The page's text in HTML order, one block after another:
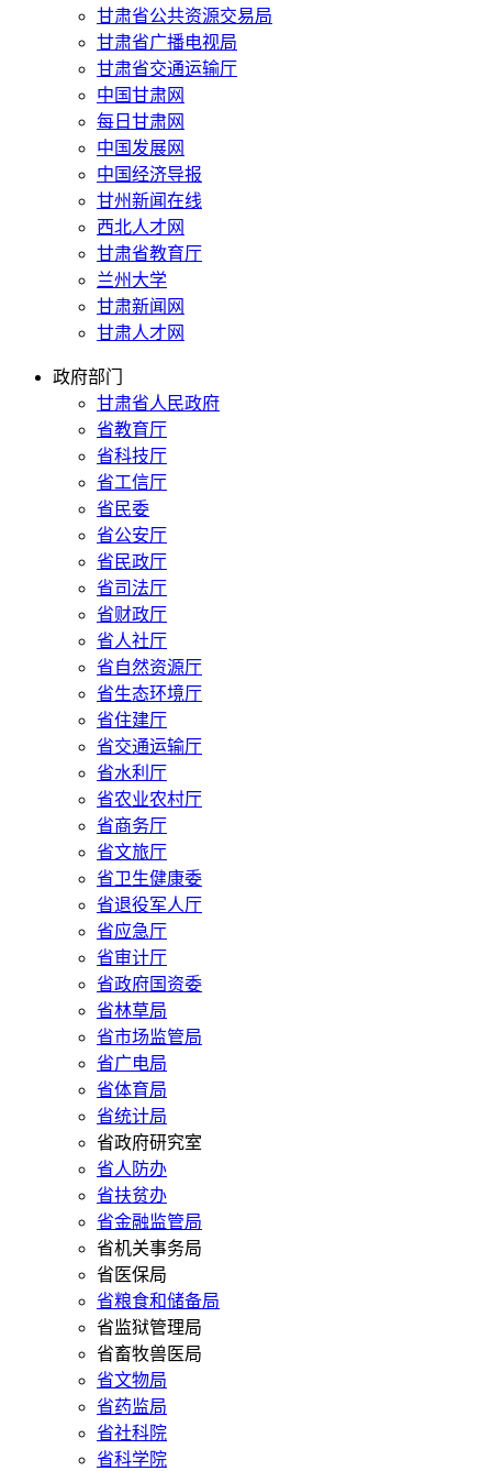
甘肃省公共资源交易局
甘肃省广播电视局
甘肃省交通运输厅
中国甘肃网
每日甘肃网
中国发展网
中国经济导报
甘州新闻在线
西北人才网
甘肃省教育厅
兰州大学
甘肃新闻网
甘肃人才网
政府部门
甘肃省人民政府
省教育厅
省科技厅
省工信厅
省民委
省公安厅
省民政厅
省司法厅
省财政厅
省人社厅
省自然资源厅
省生态环境厅
省住建厅
省交通运输厅
省水利厅
省农业农村厅
省商务厅
省文旅厅
省卫生健康委
省退役军人厅
省应急厅
省审计厅
省政府国资委
省林草局
省市场监管局
省广电局
省体育局
省统计局
省政府研究室
省人防办
省扶贫办
省金融监管局
省机关事务局
省医保局
省粮食和储备局
省监狱管理局
省畜牧兽医局
省文物局
省药监局
省社科院
省科学院